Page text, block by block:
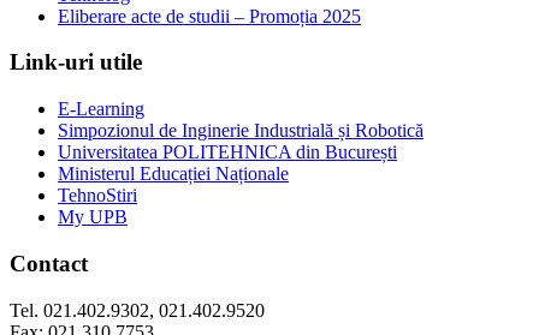
Eliberare acte de studii – Promoția 2025
Link-uri utile
E-Learning
Simpozionul de Inginerie Industrială și Robotică
Universitatea POLITEHNICA din București
Ministerul Educației Naționale
TehnoStiri
My UPB
Contact
Tel. 021.402.9302, 021.402.9520